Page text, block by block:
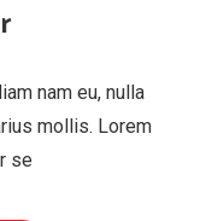
nam eu, nulla
mollis. Lorem
se